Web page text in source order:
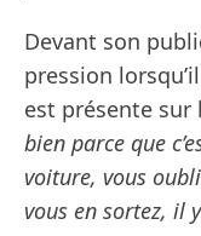
Devant son
pression
est présente sur
bien parce que
voiture, vous
vous en sortez, il